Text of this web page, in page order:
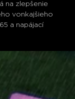
na zlepšenie
vonkajšieho
a napájací